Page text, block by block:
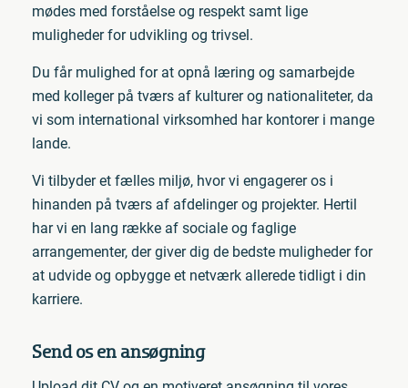
mødes med forståelse og respekt samt lige
muligheder for udvikling og trivsel.
Du får mulighed for at opnå læring og samarbejde
med kolleger på tværs af kulturer og nationaliteter, da
vi som international virksomhed har kontorer i mange
lande.
Vi tilbyder et fælles miljø, hvor vi engagerer os i
hinanden på tværs af afdelinger og projekter. Hertil
har vi en lang række af sociale og faglige
arrangementer, der giver dig de bedste muligheder for
at udvide og opbygge et netværk allerede tidligt i din
karriere.
Send os en ansøgning